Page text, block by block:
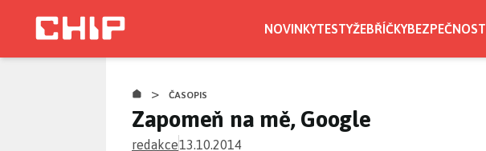
NOVINKYTESTYŽEBŘÍČKYBEZPEČNOST
> ČASOPIS
Zapomeň na mě, Google
redakce13.10.2014